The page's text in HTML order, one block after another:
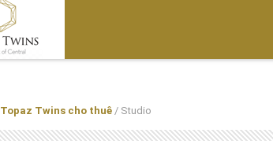
Topaz Twins cho thuê / Studio